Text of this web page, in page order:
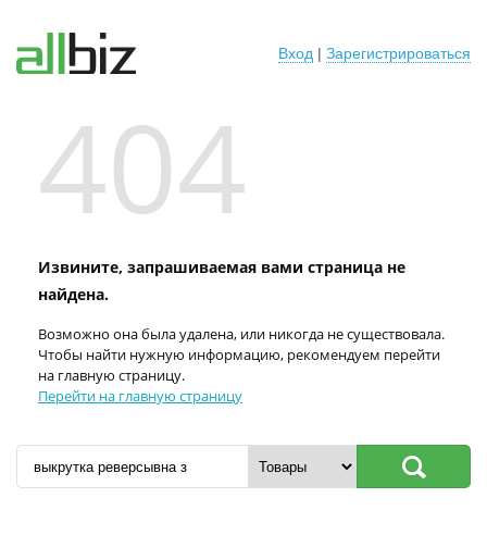
Вход | Зарегистрироваться
404
Извините, запрашиваемая вами страница не
найдена.
Возможно она была удалена, или никогда не существовала.
Чтобы найти нужную информацию, рекомендуем перейти
на главную страницу.
Перейти на главную страницу